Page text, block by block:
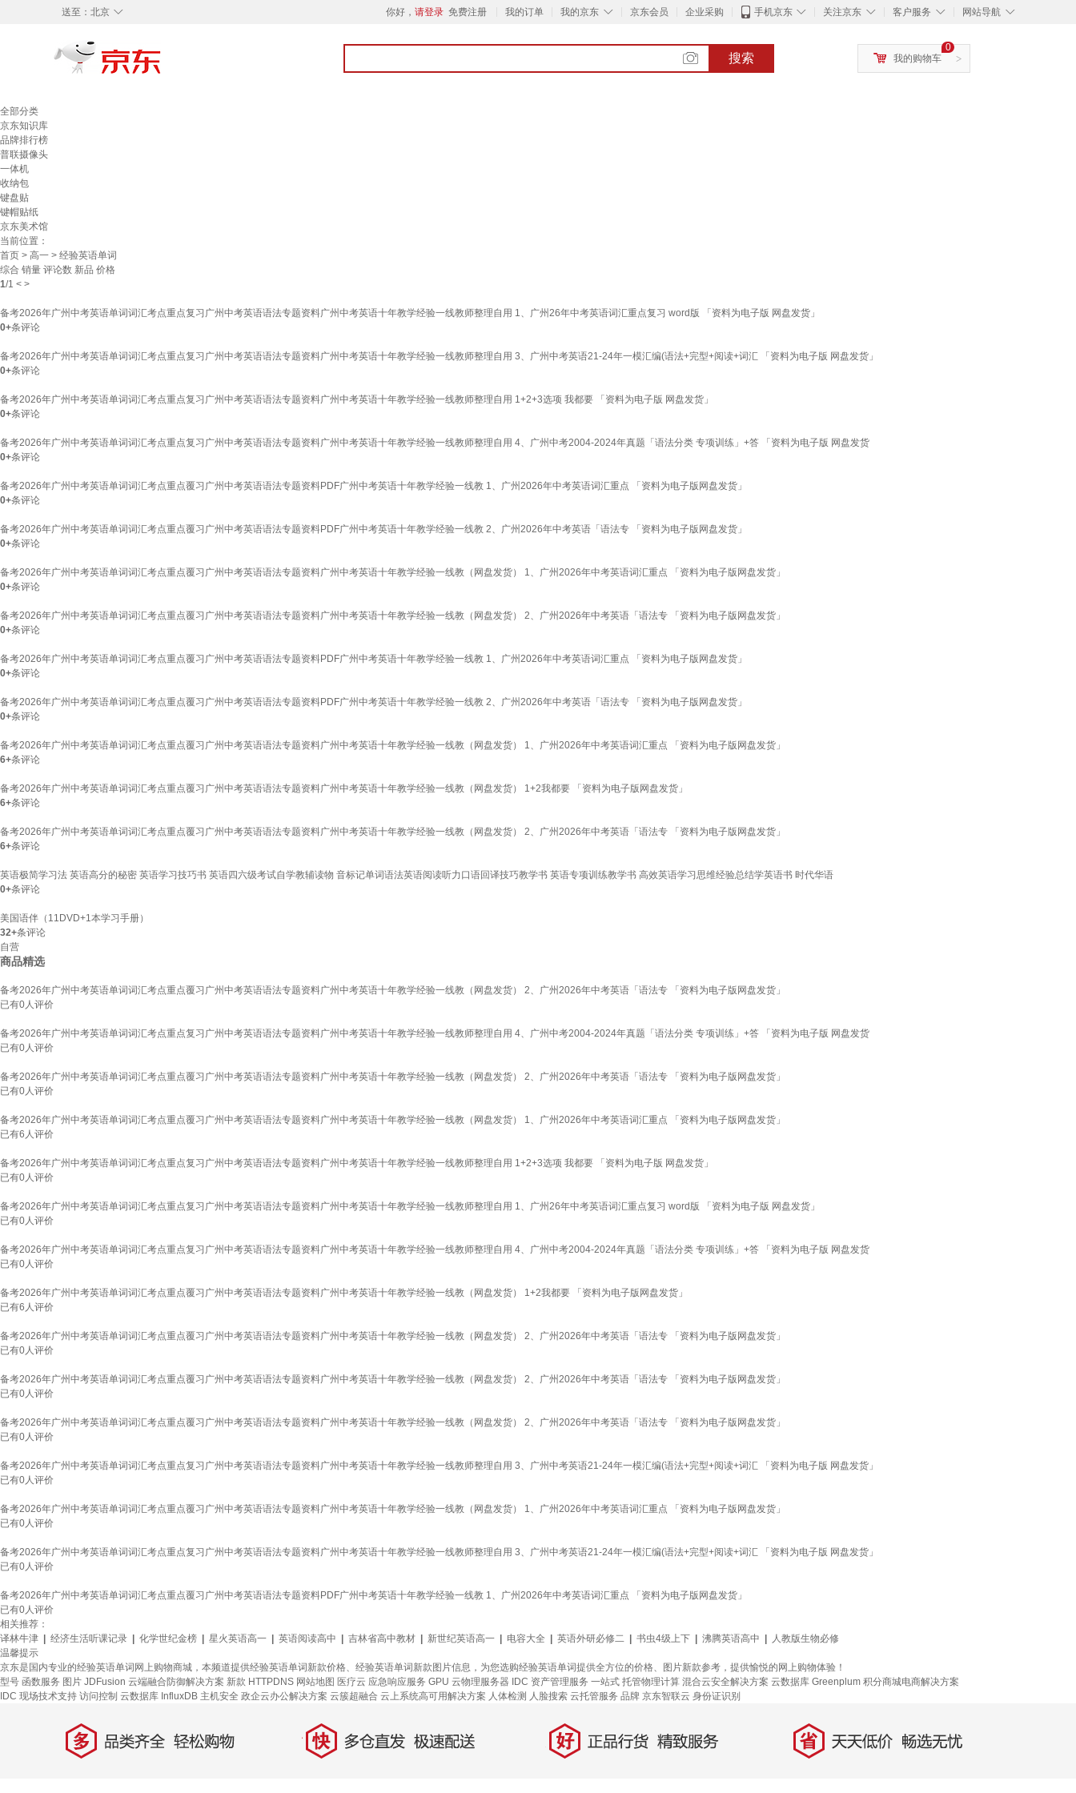
◇
送至： 北京 你好， 请登录 免费注册 我的订单 ◇
我的京东 京东会员 企业采购 ◇
手机京东 ◇
关注京东 ◇
客户服务 ◇
网站导航
搜索 >
0
我的购物车
全部分类
京东知识库
品牌排行榜
普联摄像头
一体机
收纳包
键盘贴
键帽贴纸
京东美术馆
当前位置：
首页 > 高一 > 经验英语单词
综合 销量 评论数 新品 价格
1/1 < >
备考2026年广州中考英语单词词汇考点重点复习广州中考英语语法专题资料广州中考英语十年教学经验一线教师整理自用 1、广州26年中考英语词汇重点复习 word版 「资料为电子版 网盘发货」
0+条评论
备考2026年广州中考英语单词词汇考点重点复习广州中考英语语法专题资料广州中考英语十年教学经验一线教师整理自用 3、广州中考英语21-24年一模汇编(语法+完型+阅读+词汇 「资料为电子版 网盘发货」
0+条评论
备考2026年广州中考英语单词词汇考点重点复习广州中考英语语法专题资料广州中考英语十年教学经验一线教师整理自用 1+2+3选项 我都要 「资料为电子版 网盘发货」
0+条评论
备考2026年广州中考英语单词词汇考点重点复习广州中考英语语法专题资料广州中考英语十年教学经验一线教师整理自用 4、广州中考2004-2024年真题「语法分类 专项训练」+答 「资料为电子版 网盘发货
0+条评论
备考2026年广州中考英语单词词汇考点重点覆习广州中考英语语法专题资料PDF广州中考英语十年教学经验一线教 1、广州2026年中考英语词汇重点 「资料为电子版网盘发货」
0+条评论
备考2026年广州中考英语单词词汇考点重点覆习广州中考英语语法专题资料PDF广州中考英语十年教学经验一线教 2、广州2026年中考英语「语法专 「资料为电子版网盘发货」
0+条评论
备考2026年广州中考英语单词词汇考点重点覆习广州中考英语语法专题资料广州中考英语十年教学经验一线教（网盘发货） 1、广州2026年中考英语词汇重点 「资料为电子版网盘发货」
0+条评论
备考2026年广州中考英语单词词汇考点重点覆习广州中考英语语法专题资料广州中考英语十年教学经验一线教（网盘发货） 2、广州2026年中考英语「语法专 「资料为电子版网盘发货」
0+条评论
备考2026年广州中考英语单词词汇考点重点覆习广州中考英语语法专题资料PDF广州中考英语十年教学经验一线教 1、广州2026年中考英语词汇重点 「资料为电子版网盘发货」
0+条评论
备考2026年广州中考英语单词词汇考点重点覆习广州中考英语语法专题资料PDF广州中考英语十年教学经验一线教 2、广州2026年中考英语「语法专 「资料为电子版网盘发货」
0+条评论
备考2026年广州中考英语单词词汇考点重点覆习广州中考英语语法专题资料广州中考英语十年教学经验一线教（网盘发货） 1、广州2026年中考英语词汇重点 「资料为电子版网盘发货」
6+条评论
备考2026年广州中考英语单词词汇考点重点覆习广州中考英语语法专题资料广州中考英语十年教学经验一线教（网盘发货） 1+2我都要 「资料为电子版网盘发货」
6+条评论
备考2026年广州中考英语单词词汇考点重点覆习广州中考英语语法专题资料广州中考英语十年教学经验一线教（网盘发货） 2、广州2026年中考英语「语法专 「资料为电子版网盘发货」
6+条评论
英语极简学习法 英语高分的秘密 英语学习技巧书 英语四六级考试自学教辅读物 音标记单词语法英语阅读听力口语回译技巧教学书 英语专项训练教学书 高效英语学习思维经验总结学英语书 时代华语
0+条评论
美国语伴（11DVD+1本学习手册）
32+条评论
自营
商品精选
备考2026年广州中考英语单词词汇考点重点覆习广州中考英语语法专题资料广州中考英语十年教学经验一线教（网盘发货） 2、广州2026年中考英语「语法专 「资料为电子版网盘发货」
已有0人评价
备考2026年广州中考英语单词词汇考点重点复习广州中考英语语法专题资料广州中考英语十年教学经验一线教师整理自用 4、广州中考2004-2024年真题「语法分类 专项训练」+答 「资料为电子版 网盘发货
已有0人评价
备考2026年广州中考英语单词词汇考点重点覆习广州中考英语语法专题资料广州中考英语十年教学经验一线教（网盘发货） 2、广州2026年中考英语「语法专 「资料为电子版网盘发货」
已有0人评价
备考2026年广州中考英语单词词汇考点重点覆习广州中考英语语法专题资料广州中考英语十年教学经验一线教（网盘发货） 1、广州2026年中考英语词汇重点 「资料为电子版网盘发货」
已有6 人评价
备考2026年广州中考英语单词词汇考点重点复习广州中考英语语法专题资料广州中考英语十年教学经验一线教师整理自用 1+2+3选项 我都要 「资料为电子版 网盘发货」
已有0人评价
备考2026年广州中考英语单词词汇考点重点复习广州中考英语语法专题资料广州中考英语十年教学经验一线教师整理自用 1、广州26年中考英语词汇重点复习 word版 「资料为电子版 网盘发货」
已有0人评价
备考2026年广州中考英语单词词汇考点重点复习广州中考英语语法专题资料广州中考英语十年教学经验一线教师整理自用 4、广州中考2004-2024年真题「语法分类 专项训练」+答 「资料为电子版 网盘发货
已有0人评价
备考2026年广州中考英语单词词汇考点重点覆习广州中考英语语法专题资料广州中考英语十年教学经验一线教（网盘发货） 1+2我都要 「资料为电子版网盘发货」
已有6 人评价
备考2026年广州中考英语单词词汇考点重点覆习广州中考英语语法专题资料广州中考英语十年教学经验一线教（网盘发货） 2、广州2026年中考英语「语法专 「资料为电子版网盘发货」
已有0人评价
备考2026年广州中考英语单词词汇考点重点覆习广州中考英语语法专题资料广州中考英语十年教学经验一线教（网盘发货） 2、广州2026年中考英语「语法专 「资料为电子版网盘发货」
已有0人评价
备考2026年广州中考英语单词词汇考点重点覆习广州中考英语语法专题资料广州中考英语十年教学经验一线教（网盘发货） 2、广州2026年中考英语「语法专 「资料为电子版网盘发货」
已有0人评价
备考2026年广州中考英语单词词汇考点重点复习广州中考英语语法专题资料广州中考英语十年教学经验一线教师整理自用 3、广州中考英语21-24年一模汇编(语法+完型+阅读+词汇 「资料为电子版 网盘发货」
已有0人评价
备考2026年广州中考英语单词词汇考点重点覆习广州中考英语语法专题资料广州中考英语十年教学经验一线教（网盘发货） 1、广州2026年中考英语词汇重点 「资料为电子版网盘发货」
已有0人评价
备考2026年广州中考英语单词词汇考点重点复习广州中考英语语法专题资料广州中考英语十年教学经验一线教师整理自用 3、广州中考英语21-24年一模汇编(语法+完型+阅读+词汇 「资料为电子版 网盘发货」
已有0人评价
备考2026年广州中考英语单词词汇考点重点覆习广州中考英语语法专题资料PDF广州中考英语十年教学经验一线教 1、广州2026年中考英语词汇重点 「资料为电子版网盘发货」
已有0人评价
相关推荐：
译林牛津
经济生活听课记录 化学世纪金榜 星火英语高一 英语阅读高中 吉林省高中教材 新世纪英语高一 电容大全 英语外研必修二 书虫4级上下 沸腾英语高中
人教版生物必修
温馨提示
京东是国内专业的经验英语单词网上购物商城，本频道提供经验英语单词新款价格、经验英语单词新款图片信息，为您选购经验英语单词提供全方位的价格、图片新款参考，提供愉悦的网上购物体验！
型号 函数服务 图片 JDFusion 云端融合防御解决方案 新款 HTTPDNS 网站地图 医疗云 应急响应服务 GPU 云物理服务器 IDC 资产管理服务 一站式 托管物理计算 混合云安全解决方案 云数据库 Greenplum 积分商城电商解决方案
IDC 现场技术支持 访问控制 云数据库 InfluxDB 主机安全 政企云办公解决方案 云簇超融合 云上系统高可用解决方案 人体检测 人脸搜索 云托管服务 品牌 京东智联云 身份证识别
多 品类齐全，轻松购物 快 多仓直发，极速配送 好 正品行货，精致服务 省 天天低价，畅选无忧